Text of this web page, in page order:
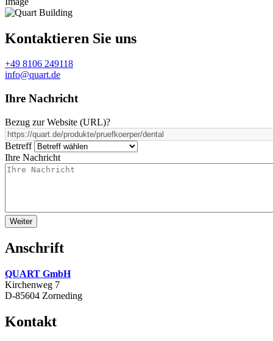
Kontaktieren Sie uns
+49 8106 249118
info@quart.de
Ihre Nachricht
Bezug zur Website (URL)?
Betreff
Ihre Nachricht
Anschrift
QUART GmbH
Kirchenweg 7
D-85604 Zorneding
Kontakt